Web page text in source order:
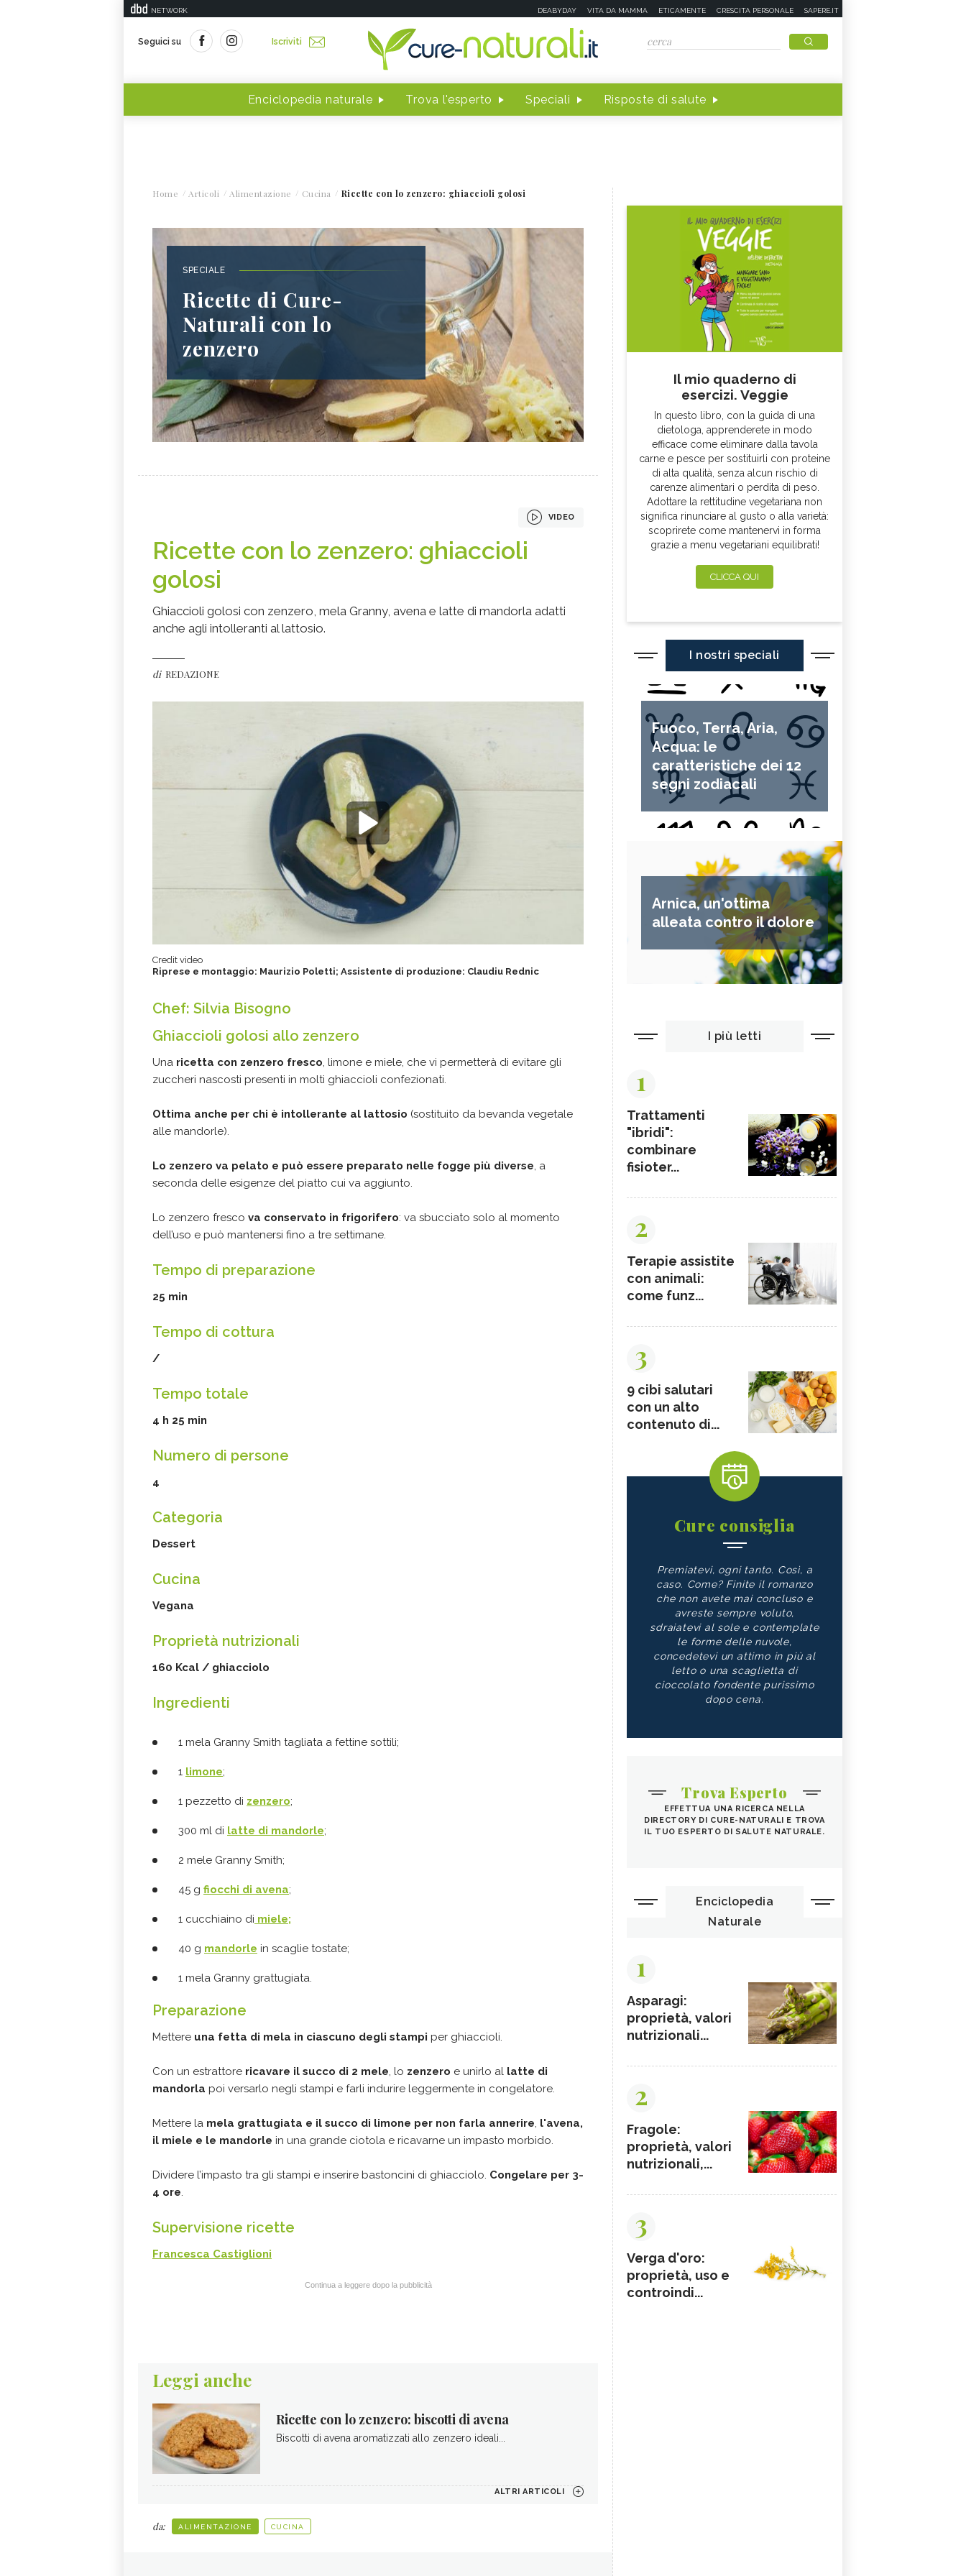
NETWORK DEABYDAY VITA DA MAMMA ETICAMENTE CRESCITA PERSONALE SAPERE.IT
Seguici su Iscriviti
Enciclopedia naturale Trova l'esperto Speciali Risposte di salute
Home Articoli Alimentazione Cucina Ricette con lo zenzero: ghiaccioli golosi
SPECIALE
Ricette di Cure-
Naturali con lo
zenzero
VIDEO
Ricette con lo zenzero: ghiaccioli
golosi
Ghiaccioli golosi con zenzero, mela Granny, avena e latte di mandorla adatti
anche agli intolleranti al lattosio.
di REDAZIONE
Credit video
Riprese e montaggio: Maurizio Poletti; Assistente di produzione: Claudiu Rednic
Chef: Silvia Bisogno
Ghiaccioli golosi allo zenzero
Una ricetta con zenzero fresco , limone e miele, che vi permetterà di evitare gli
zuccheri nascosti presenti in molti ghiaccioli confezionati.
Ottima anche per chi è intollerante al lattosio (sostituito da bevanda vegetale
alle mandorle).
Lo zenzero va pelato e può essere preparato nelle fogge più diverse , a
seconda delle esigenze del piatto cui va aggiunto.
Lo zenzero fresco va conservato in frigorifero: va sbucciato solo al momento
dell’uso e può mantenersi fino a tre settimane.
Tempo di preparazione
25 min
Tempo di cottura
/
Tempo totale
4 h 25 min
Numero di persone
4
Categoria
Dessert
Cucina
Vegana
Proprietà nutrizionali
160 Kcal / ghiacciolo
Ingredienti
1 mela Granny Smith tagliata a fettine sottili;
1 limone;
1 pezzetto di zenzero;
300 ml di latte di mandorle;
2 mele Granny Smith;
45 g fiocchi di avena;
1 cucchiaino di miele;
40 g mandorle in scaglie tostate;
1 mela Granny grattugiata.
Preparazione
Mettere una fetta di mela in ciascuno degli stampi per ghiaccioli.
Con un estrattore ricavare il succo di 2 mele , lo zenzero e unirlo al latte di
mandorla poi versarlo negli stampi e farli indurire leggermente in congelatore.
Mettere la mela grattugiata e il succo di limone per non farla annerire l'avena,
il miele e le mandorle in una grande ciotola e ricavarne un impasto morbido.
Dividere l’impasto tra gli stampi e inserire bastoncini di ghiacciolo. Congelare per 3-
4 ore
Supervisione ricette
Francesca Castiglioni
Continua a leggere dopo la pubblicità
Leggi anche
Ricette con lo zenzero: biscotti di avena
Biscotti di avena aromatizzati allo zenzero ideali...
ALTRI ARTICOLI
da: ALIMENTAZIONE CUCINA
Il mio quaderno di
esercizi. Veggie
In questo libro, con la guida di una
dietologa, apprenderete in modo
efficace come eliminare dalla tavola
carne e pesce per sostituirli con proteine
di alta qualità, senza alcun rischio di
carenze alimentari o perdita di peso.
Adottare la rettitudine vegetariana non
significa rinunciare al gusto o alla varietà:
scoprirete come mantenervi in forma
grazie a menu vegetariani equilibrati!
CLICCA QUI
I nostri speciali
Fuoco, Terra, Aria,
Acqua: le
caratteristiche dei 12
segni zodiacali
Arnica, un'ottima
alleata contro il dolore
I più letti
1
Trattamenti
"ibridi":
combinare
fisioter...
2
Terapie assistite
con animali:
come funz...
3
9 cibi salutari
con un alto
contenuto di...
Cure consiglia
Premiatevi, ogni tanto. Così, a
caso. Come? Finite il romanzo
che non avete mai concluso e
avreste sempre voluto,
sdraiatevi al sole e contemplate
le forme delle nuvole,
concedetevi un attimo in più al
letto o una scaglietta di
cioccolato fondente purissimo
dopo cena.
Trova Esperto
EFFETTUA UNA RICERCA NELLA
DIRECTORY DI CURE-NATURALI E TROVA
IL TUO ESPERTO DI SALUTE NATURALE.
Enciclopedia
Naturale
1
Asparagi:
proprietà, valori
nutrizionali...
2
Fragole:
proprietà, valori
nutrizionali,...
3
Verga d'oro:
proprietà, uso e
controindi...